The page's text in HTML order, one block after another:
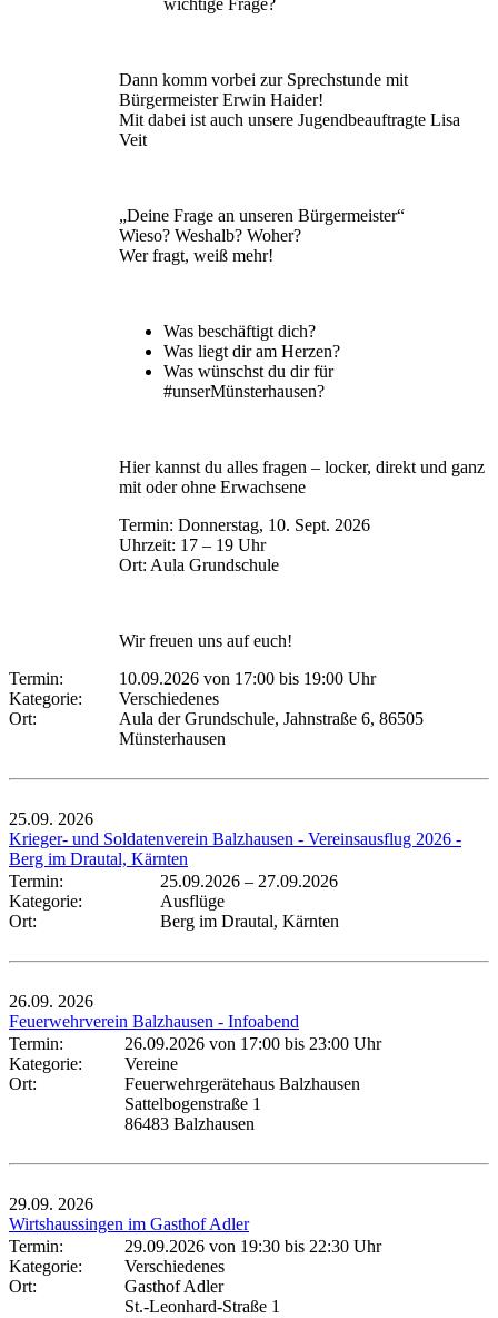
wichtige Frage?
Dann komm vorbei zur Sprechstunde mit
Bürgermeister Erwin Haider!
Mit dabei ist auch unsere Jugendbeauftragte Lisa
Veit
„Deine Frage an unseren Bürgermeister“
Wieso? Weshalb? Woher?
Wer fragt, weiß mehr!
Was beschäftigt dich?
Was liegt dir am Herzen?
Was wünschst du dir für
#unserMünsterhausen?
Hier kannst du alles fragen – locker, direkt und ganz
mit oder ohne Erwachsene
Termin: Donnerstag, 10. Sept. 2026
Uhrzeit: 17 – 19 Uhr
Ort: Aula Grundschule
Wir freuen uns auf euch!
Termin:
10.09.2026 von 17:00 bis 19:00 Uhr
Kategorie:
Verschiedenes
Ort:
Aula der Grundschule, Jahnstraße 6, 86505
Münsterhausen
25.09. 2026
Krieger- und Soldatenverein Balzhausen - Vereinsausflug 2026 -
Berg im Drautal, Kärnten
Termin:
25.09.2026 – 27.09.2026
Kategorie:
Ausflüge
Ort:
Berg im Drautal, Kärnten
26.09. 2026
Feuerwehrverein Balzhausen - Infoabend
Termin:
26.09.2026 von 17:00 bis 23:00 Uhr
Kategorie:
Vereine
Ort:
Feuerwehrgerätehaus Balzhausen
Sattelbogenstraße 1
86483 Balzhausen
29.09. 2026
Wirtshaussingen im Gasthof Adler
Termin:
29.09.2026 von 19:30 bis 22:30 Uhr
Kategorie:
Verschiedenes
Ort:
Gasthof Adler
St.-Leonhard-Straße 1